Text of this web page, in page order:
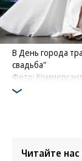
В День города
свадьба"
Фото:
Читайте нас